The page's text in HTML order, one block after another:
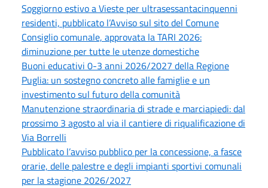
Soggiorno estivo a Vieste per ultrasessantacinquenni
residenti, pubblicato l’Avviso sul sito del Comune
Consiglio comunale, approvata la TARI 2026:
diminuzione per tutte le utenze domestiche
Buoni educativi 0-3 anni 2026/2027 della Regione
Puglia: un sostegno concreto alle famiglie e un
investimento sul futuro della comunità
Manutenzione straordinaria di strade e marciapiedi: dal
prossimo 3 agosto al via il cantiere di riqualificazione di
Via Borrelli
Pubblicato l’avviso pubblico per la concessione, a fasce
orarie, delle palestre e degli impianti sportivi comunali
per la stagione 2026/2027